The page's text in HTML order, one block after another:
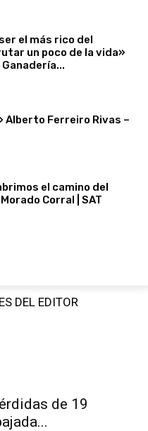
el más rico del
un poco de la vida»
Ferreiro Rivas –
el camino del
Corral | SAT
DEL EDITOR
de 19